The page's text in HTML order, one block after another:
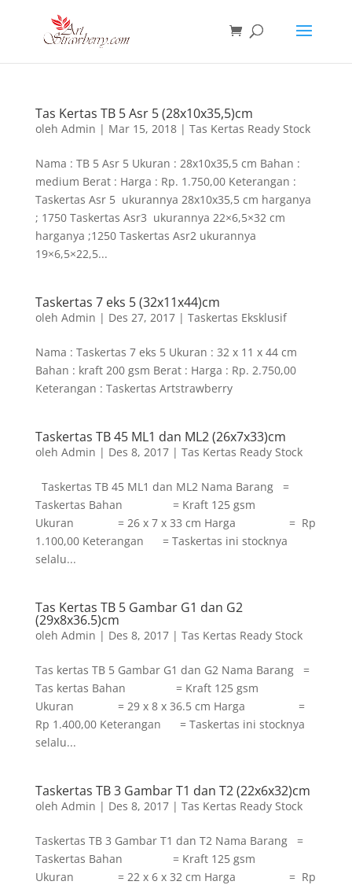
Tas Kertas TB 5 Asr 5 (28x10x35,5)cm
oleh Admin | Mar 15, 2018| Tas Kertas Ready Stock
Nama : TB 5 Asr 5 Ukuran : 28x10x35,5 cm Bahan :
medium Berat : Harga : Rp. 1.750,00 Keterangan :
Taskertas Asr 5 ukurannya 28x10x35,5 cm harganya
; 1750 Taskertas Asr3 ukurannya 22×6,5×32 cm
harganya ;1250 Taskertas Asr2 ukurannya
19×6,5×22,5...
Taskertas 7 eks 5 (32x11x44)cm
oleh Admin | Des 27, 2017| Taskertas Eksklusif
Nama : Taskertas 7 eks 5 Ukuran : 32 x 11 x 44 cm
Bahan : kraft 200 gsm Berat : Harga : Rp. 2.750,00
Keterangan : Taskertas Artstrawberry
Taskertas TB 45 ML1 dan ML2 (26x7x33)cm
oleh Admin | Des 8, 2017| Tas Kertas Ready Stock
Taskertas TB 45 ML1 dan ML2 Nama Barang =
Taskertas Bahan = Kraft 125 gsm
Ukuran = 26 x 7 x 33 cm Harga = Rp
1.100,00 Keterangan = Taskertas ini stocknya
selalu...
Tas Kertas TB 5 Gambar G1 dan G2
(29x8x36.5)cm
oleh Admin | Des 8, 2017| Tas Kertas Ready Stock
Tas kertas TB 5 Gambar G1 dan G2 Nama Barang =
Tas kertas Bahan = Kraft 125 gsm
Ukuran = 29 x 8 x 36.5 cm Harga =
Rp 1.400,00 Keterangan = Taskertas ini stocknya
selalu...
Taskertas TB 3 Gambar T1 dan T2 (22x6x32)cm
oleh Admin | Des 8, 2017| Tas Kertas Ready Stock
Taskertas TB 3 Gambar T1 dan T2 Nama Barang =
Taskertas Bahan = Kraft 125 gsm
Ukuran = 22 x 6 x 32 cm Harga = Rp